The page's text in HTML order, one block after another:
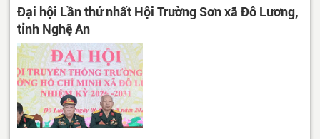
Đại hội Lần thứ nhất Hội Trường Sơn xã Đô Lương,
tỉnh Nghệ An